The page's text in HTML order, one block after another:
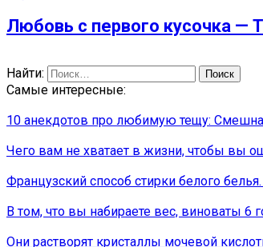
Любовь с первого кусочка —
Найти:
Самые интересные:
10 анекдотов про любимую тещу:
Чего вам не хватает в жизни, чтобы вы
Французский способ стирки белого
В том, что вы набираете вес, виноваты 6
Они растворят кристаллы мочевой